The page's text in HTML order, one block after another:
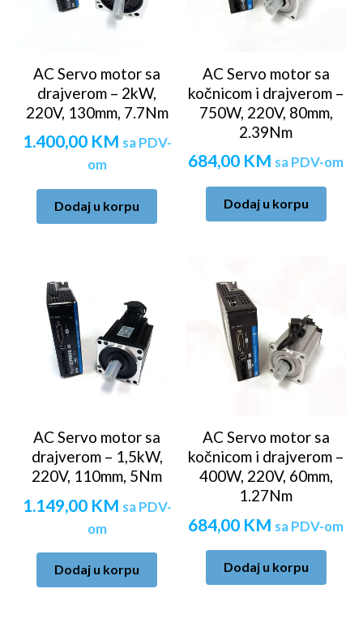
AC Servo motor sa
drajverom – 2kW,
220V, 130mm, 7.7Nm
1.400,00 KM sa PDV-
om
Dodaj u korpu
AC Servo motor sa
kočnicom i drajverom –
750W, 220V, 80mm,
2.39Nm
684,00 KM sa PDV-om
Dodaj u korpu
AC Servo motor sa
drajverom – 1,5kW,
220V, 110mm, 5Nm
1.149,00 KM sa PDV-
om
Dodaj u korpu
AC Servo motor sa
kočnicom i drajverom –
400W, 220V, 60mm,
1.27Nm
684,00 KM sa PDV-om
Dodaj u korpu